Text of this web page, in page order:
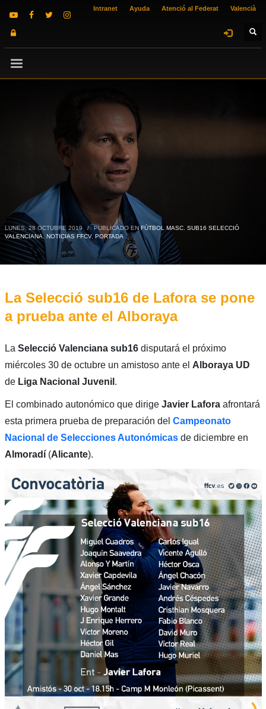
Intranet Ayuda Atenció al Federat Valencià
LUNES, 28 OCTUBRE 2019 / PUBLICADO ENFÚTBOL MASC. SUB16 SELECCIÓ
VALENCIANA, NOTICIAS FFCV,PORTADA
La Selecció sub16 de Lafora se pone
a prueba ante el Alboraya
La Selecció Valenciana sub16disputará el próximo
miércoles 30 de octubre un amistoso ante el Alboraya UD
de Liga Nacional Juvenil .
El combinado autonómico que dirige Javier Laforaafrontará
esta primera prueba de preparación del Campeonato
Nacional de Selecciones Autonómicas de diciembre en
Almoradí(Alicante).